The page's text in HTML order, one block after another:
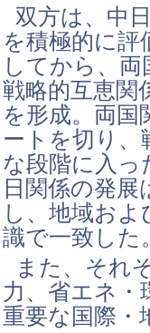
双方は、中
を積極的に評
してから、
戦略的互恵関
を形成。両国
ートを切り、
な段階に入っ
日関係の発
し、地域お
識で一致した
また、それ
力、省エネ・
重要な国際・